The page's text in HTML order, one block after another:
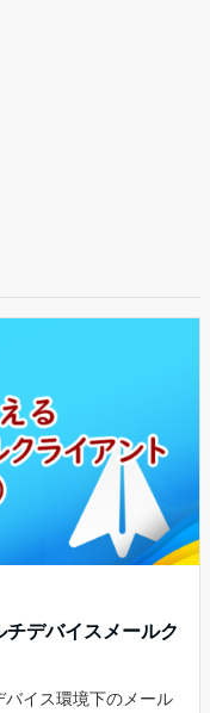
デバイスメールク
イス環境下のメール